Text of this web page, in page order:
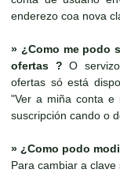
enderezo coa nova
» ¿Como me podo
ofertas ? O
ofertas só está
"Ver a miña conta e
suscripción cando o
» ¿Como podo
Para cambiar a